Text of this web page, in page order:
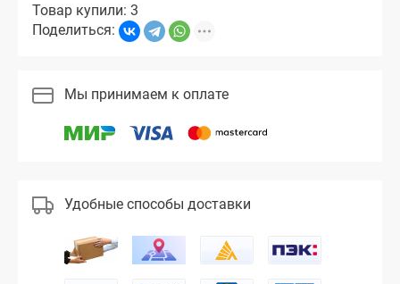
Товар купили: 3
Поделиться:
Мы принимаем к оплате
Удобные способы доставки